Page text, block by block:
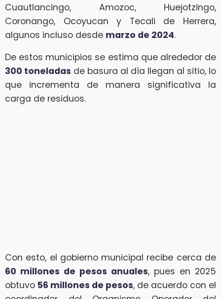
Cuautlancingo, Amozoc, Huejotzingo,
Coronango, Ocoyucan y Tecali de Herrera,
algunos incluso desde marzo de 2024.
De estos municipios se estima que alrededor de
300 toneladas de basura al día llegan al sitio, lo
que incrementa de manera significativa la
carga de residuos.
Con esto, el gobierno municipal recibe cerca de
60 millones de pesos anuales, pues en 2025
obtuvo 56 millones de pesos, de acuerdo con el